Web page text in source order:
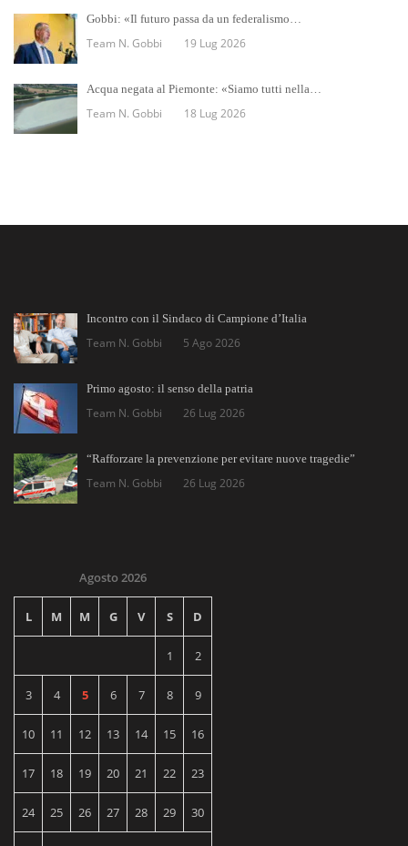
Gobbi: «Il futuro passa da un federalismo…
Team N. Gobbi 19 Lug 2026
Acqua negata al Piemonte: «Siamo tutti nella…
Team N. Gobbi 18 Lug 2026
Incontro con il Sindaco di Campione d’Italia
Team N. Gobbi 5 Ago 2026
Primo agosto: il senso della patria
Team N. Gobbi 26 Lug 2026
“Rafforzare la prevenzione per evitare nuove tragedie”
Team N. Gobbi 26 Lug 2026
Agosto 2026
L M M G V S D
1 2
3 4 5 6 7 8 9
10 11 12 13 14 15 16
17 18 19 20 21 22 23
24 25 26 27 28 29 30